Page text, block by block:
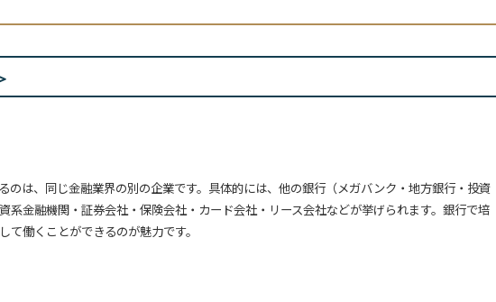
のは、同じ金融業界の別の企業です。具体的には、他の銀行（メガバンク・地方銀行・投資
系金融機関・証券会社・保険会社・カード会社・リース会社などが挙げられます。銀行で培
て働くことができるのが魅力です。